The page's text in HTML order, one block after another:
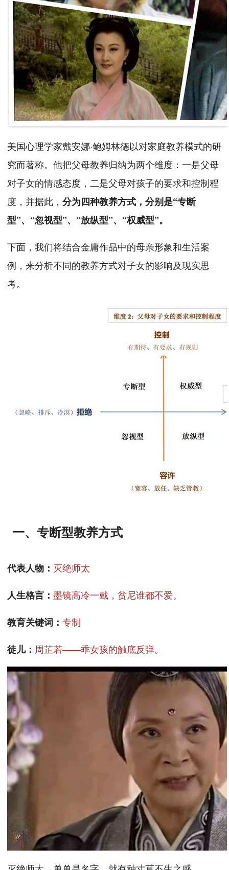
美国心理学家戴安娜·鲍姆林德以对家庭教养模式的研
究而著称。他把父母教养归纳为两个维度：一是父母
对子女的情感态度，二是父母对孩子的要求和控制程
度，并据此，分为四种教养方式，分别是“专断
型”、“忽视型”、“放纵型”、“权威型”。
下面，我们将结合金庸作品中的母亲形象和生活案
例，来分析不同的教养方式对子女的影响及现实思
考。
一、专断型教养方式
代表人物： 灭绝师太
人生格言：墨镜高冷一戴，贫尼谁都不爱。
教育关键词：专制
徒儿： 周芷若——乖女孩的触底反弹。